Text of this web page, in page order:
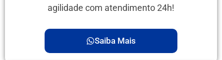
agilidade com atendimento 24h!
Saiba Mais